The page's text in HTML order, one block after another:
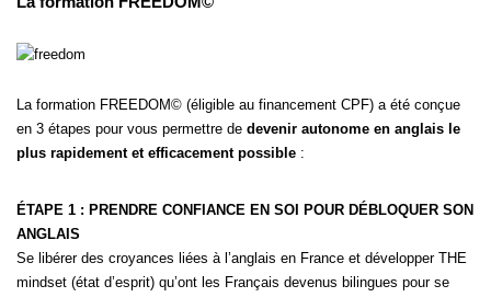
La formation FREEDOM© (éligible au financement CPF) a été conçue
en 3 étapes pour vous permettre de devenir autonome en anglais le
plus rapidement et efficacement possible :
ÉTAPE 1 : PRENDRE CONFIANCE EN SOI POUR DÉBLOQUER SON
ANGLAIS
Se libérer des croyances liées à l’anglais en France et développer THE
mindset (état d’esprit) qu’ont les Français devenus bilingues pour se